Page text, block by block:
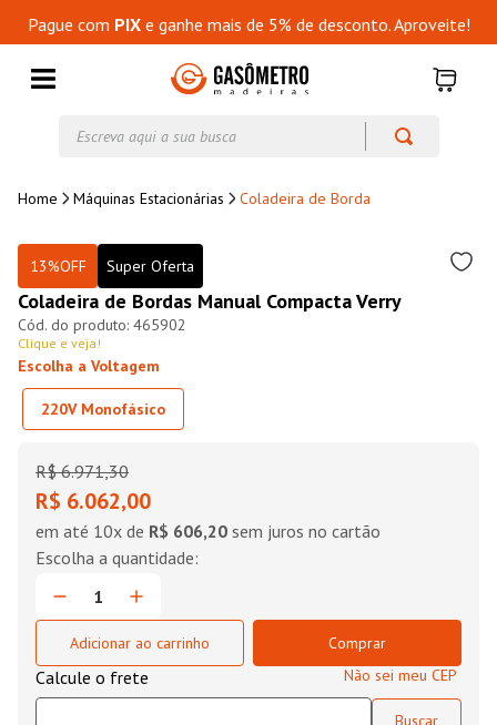
Pague com PIXe ganhe mais de 5% de desconto. Aproveite!
Máquinas Estacionárias Coladeira de Borda
13%OFF Super Oferta
Coladeira de Bordas Manual Compacta Verry
465902
Clique e veja!
Escolha a Voltagem
220V Monofásico
R$ 6.971,30
R$ 6.062,00
em até 10x de R$ 606,20 sem juros no cartão
Adicionar ao carrinho
Comprar
Não sei meu CEP